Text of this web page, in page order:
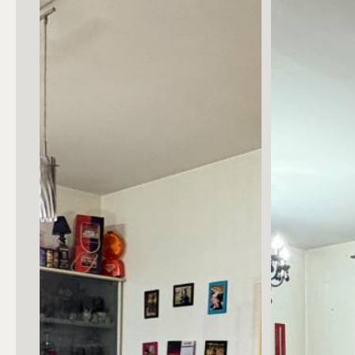
Posto auto/Box
Arredato
Nuova costruzione
Lusso